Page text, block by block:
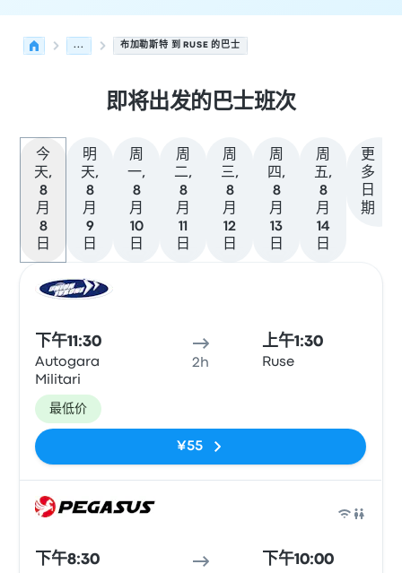
... 布加勒斯特 到 RUSE 的巴士
即将出发的巴士班次
今
天,
8
月
8
日
明
天,
8
月
9
日
周
一,
8
月
10
日
周
二,
8
月
11
日
周
三,
8
月
12
日
周
四,
8
月
13
日
周
五,
8
月
14
日
更
多
日
期
下午11:30
Autogara
Militari
2h
上午1:30
Ruse
最低价
¥55
下午8:30 下午10:00